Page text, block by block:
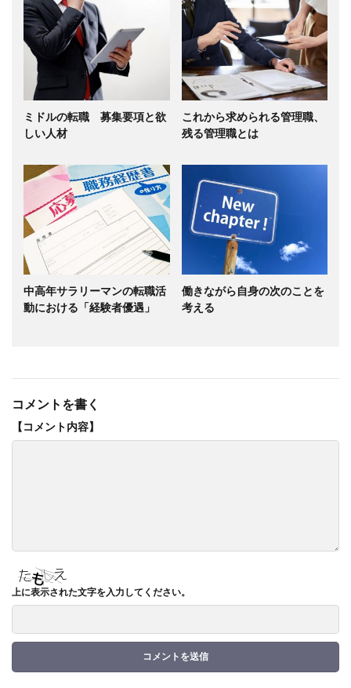
ミドルの転職 募集要項と欲
しい人材
これから求められる管理職、
残る管理職とは
中高年サラリーマンの転職活
動における「経験者優遇」
働きながら自身の次のことを
考える
コメントを書く
上に表示された文字を入力してください。